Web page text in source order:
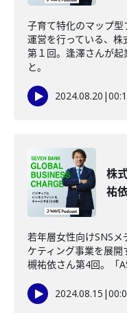
子育て特化のマップ型
運営を行っている、
第１回。逢澤さんが
と。
2024.08.20 |
株
祐
若年層女性向けSNSメ
ケティング事業を展
槻祐依さん第4回。「
2024.08.15 |